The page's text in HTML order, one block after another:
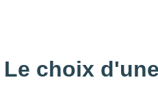
Le choix